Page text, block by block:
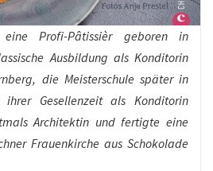
Profi-Pâtissièr geboren in
Ausbildung als Konditorin
die Meisterschule später in
ihrer Gesellenzeit als Konditorin
Architektin und fertigte eine
Frauenkirche aus Schokolade